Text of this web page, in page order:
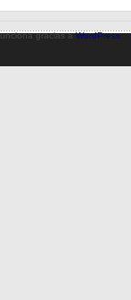
gracias aWordPress